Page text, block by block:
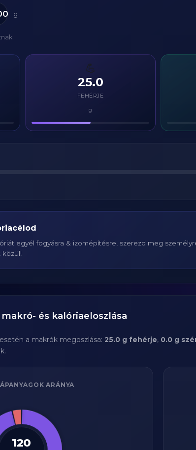
g
💪
25.0
FEHÉRJE
g
egyél fogyásra & izomépítésre, szerezd meg
közül!
makró- és kalóriaeloszlása
esetén a makrók megoszlása: 25.0 g fehérje, 0.0 g
ARÁNYA
120